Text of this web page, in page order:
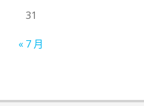
31
« 7 月